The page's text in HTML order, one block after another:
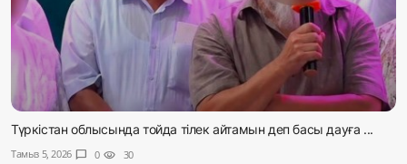
Түркістан облысында тойда тілек айтамын деп басы дауға ...
Тамыз 5, 2026 chat_bubble 0 visibility 30